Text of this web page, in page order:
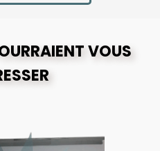
VOUS